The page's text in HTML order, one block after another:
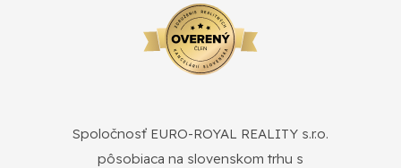
Spoločnosť EURO-ROYAL REALITY s.r.o.
pôsobiaca na slovenskom trhu s